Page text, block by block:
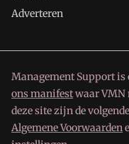
Adverteren
Management Support is
ons manifestwaar VMN
deze site zijn de
Algemene Voorwaarden